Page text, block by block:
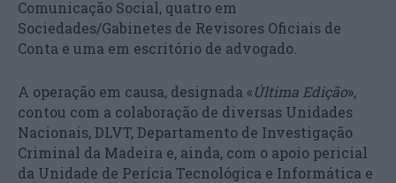
Comunicação Social, quatro em
Sociedades/Gabinetes de Revisores Oficiais de
Conta e uma em escritório de advogado.
A operação em causa, designada «Última Edição»,
contou com a colaboração de diversas Unidades
Nacionais, DLVT, Departamento de Investigação
Criminal da Madeira e, ainda, com o apoio pericial
da Unidade de Perícia Tecnológica e Informática e